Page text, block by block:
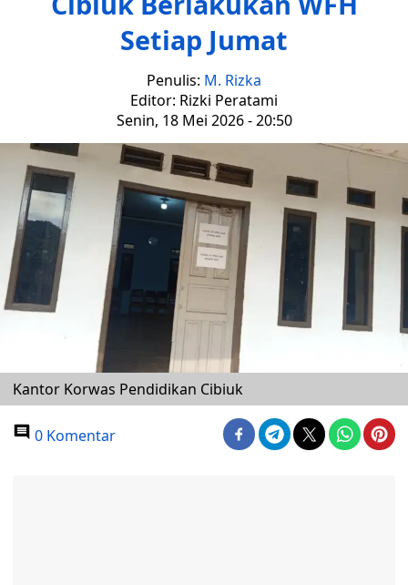
Setiap Jumat
Penulis: M. Rizka
Editor: Rizki Peratami
Senin, 18 Mei 2026 - 20:50
Kantor Korwas Pendidikan Cibiuk
0 Komentar